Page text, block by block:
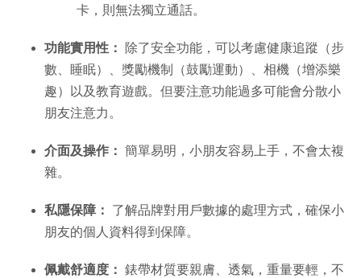
卡，則無法獨立通話。
功能實用性：
除了安全功能，可以考慮健康追蹤（步
數、睡眠）、獎勵機制（鼓勵運動）、相機（增添樂
趣）以及教育遊戲。但要注意功能過多可能會分散小
朋友注意力。
介面及操作： 簡單易明，小朋友容易上手，不會太複
雜。
私隱保障：
了解品牌對用戶數據的處理方式，確保小
朋友的個人資料得到保障。
佩戴舒適度： 錶帶材質要親膚、透氣，重量要輕，不